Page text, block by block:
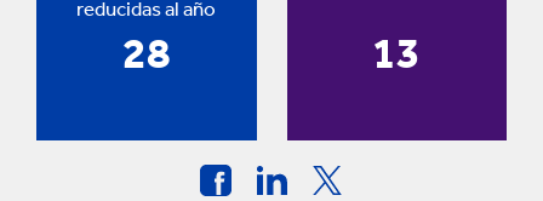
reducidas al año
28 13